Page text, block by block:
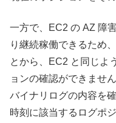
一方で、EC2 の AZ 障
り継続稼働できるため
とから、EC2 と同じよ
ョンの確認ができませ
バイナリログの内容を
時刻に該当するログポ